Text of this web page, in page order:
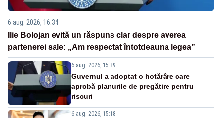
6 aug. 2026, 16:34
Ilie Bolojan evită un răspuns clar despre averea
partenerei sale: „Am respectat întotdeauna legea”
6 aug. 2026, 15:39
Guvernul a adoptat o hotărâre care
aprobă planurile de pregătire pentru
riscuri
6 aug. 2026, 15:18